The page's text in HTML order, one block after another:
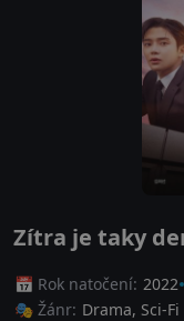
Zítra je taky
📅 Rok natočení: 2022
🎭 Žánr: Drama, Sci-